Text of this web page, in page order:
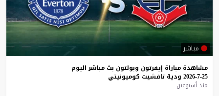
مباشر
مشاهدة مباراة إيفرتون وبولتون بث مباشر اليوم
25-7-2026
ودية تافشيت كوميونيتي
منذ أسبوعين